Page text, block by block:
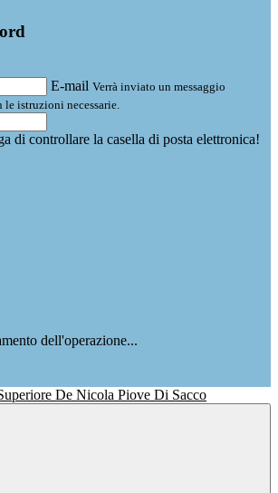
E-mail Verrà inviato un messaggio
istruzioni necessarie.
di controllare la casella di posta elettronica!
dell'operazione...